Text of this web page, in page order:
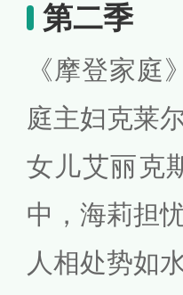
第二季
《摩登家
庭主妇克莱
女儿艾丽克
中，海莉担
人相处势如